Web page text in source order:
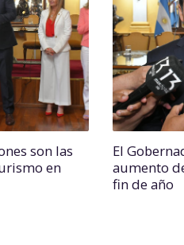
son las
en
El
aumento
fin de año